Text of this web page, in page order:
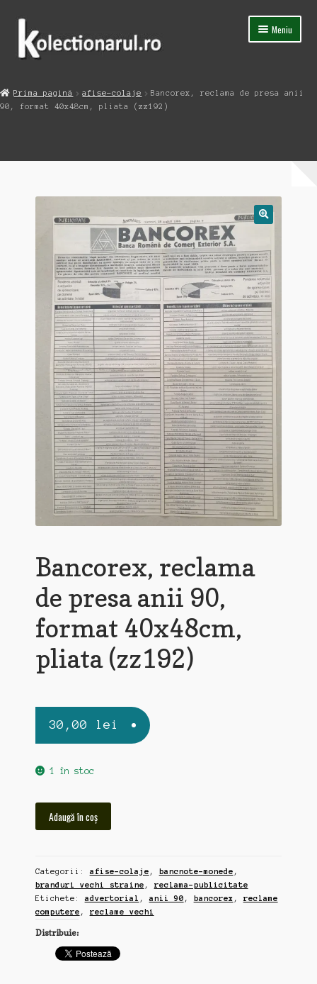
Sari
navigare
Sari
conținut
Meniu
Magazin
Prima pagină afise-colaje
Bancorex, reclama de presa anii
90, format 40x48cm, pliata (zz192)
Bancorex, reclama
de presa anii 90,
format 40x48cm,
pliata (zz192)
30,00 lei
1 în stoc
Bancorex,
presa
anii
90,
format
40x48cm,
pliata
Adaugă în coș
Categorii:afise-colaje , bancnote-monede ,
branduri vechi straine , reclama-publicitate
Etichete:advertorial ,anii 90 , bancorex , reclame
computere , reclame vechi
Distribuie: